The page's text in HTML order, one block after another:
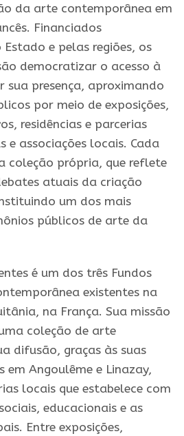
da arte contemporânea em
Financiados
e pelas regiões, os
democratizar o acesso à
sua presença, aproximando
por meio de exposições,
residências e parcerias
e associações locais. Cada
coleção própria, que reflete
atuais da criação
um dos mais
públicos de arte da
é um dos três Fundos
existentes na
na França. Sua missão
coleção de arte
difusão, graças às suas
em Angoulême e Linazay,
locais que estabelece com
educacionais e as
Entre exposições,